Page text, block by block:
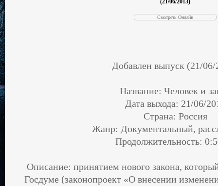
(21/06/2013)
Добавлен выпуск (21/06/
Название: Человек и
Дата выхода: 21/06/
Страна: Россия
Жанр: Документальный,
Продолжительность:
Описание: принятием нового закона,
Госдуме (законопроект «О внесении